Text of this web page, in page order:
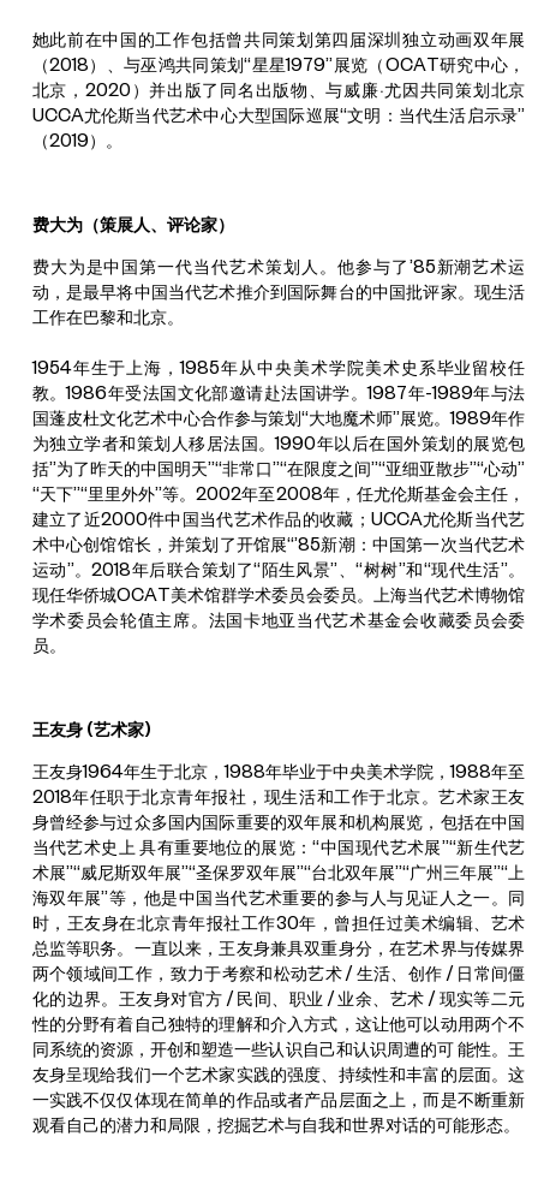
她此前在中国的工作包括曾共同策划第四届深圳独立动画双年展
（2018）、与巫鸿共同策划“星星1979”展览（OCAT研究中心，
北京，2020）并出版了同名出版物、与威廉·尤因共同策划北京
UCCA尤伦斯当代艺术中心大型国际巡展“文明：当代生活启示录”
（2019）。
费大为（策展人、评论家）
费大为是中国第一代当代艺术策划人。他参与了’85新潮艺术运
动，是最早将中国当代艺术推介到国际舞台的中国批评家。现生活
工作在巴黎和北京。
1954年生于上海，1985年从中央美术学院美术史系毕业留校任
教。1986年受法国文化部邀请赴法国讲学。1987年-1989年与法
国蓬皮杜文化艺术中心合作参与策划“大地魔术师”展览。1989年作
为独立学者和策划人移居法国。1990年以后在国外策划的展览包
括”为了昨天的中国明天”“非常口”“在限度之间”“亚细亚散步”“心动”
“天下”“里里外外”等。2002年至2008年，任尤伦斯基金会主任，
建立了近2000件中国当代艺术作品的收藏；UCCA尤伦斯当代艺
术中心创馆馆长，并策划了开馆展“’85新潮：中国第一次当代艺术
运动”。2018年后联合策划了“陌生风景”、“树树”和“现代生活”。
现任华侨城OCAT美术馆群学术委员会委员。上海当代艺术博物馆
学术委员会轮值主席。法国卡地亚当代艺术基金会收藏委员会委
员。
王友身 (艺术家)
王友身1964年生于北京，1988年毕业于中央美术学院，1988年至
2018年任职于北京青年报社，现生活和工作于北京。艺术家王友
身曾经参与过众多国内国际重要的双年展和机构展览，包括在中国
当代艺术史上 具有重要地位的展览：“中国现代艺术展”“新生代艺
术展”“威尼斯双年展”“圣保罗双年展”“台北双年展”“广州三年展”“上
海双年展”等，他是中国当代艺术重要的参与人与见证人之一。同
时，王友身在北京青年报社工作30年，曾担任过美术编辑、艺术
总监等职务。一直以来，王友身兼具双重身分，在艺术界与传媒界
两个领域间工作，致力于考察和松动艺术 / 生活、创作 / 日常间僵
化的边界。王友身对官方 / 民间、职业 / 业余、艺术 / 现实等二元
性的分野有着自己独特的理解和介入方式，这让他可以动用两个不
同系统的资源，开创和塑造一些认识自己和认识周遭的可 能性。王
友身呈现给我们一个艺术家实践的强度、持续性和丰富的层面。这
一实践不仅仅体现在简单的作品或者产品层面之上，而是不断重新
观看自己的潜力和局限，挖掘艺术与自我和世界对话的可能形态。